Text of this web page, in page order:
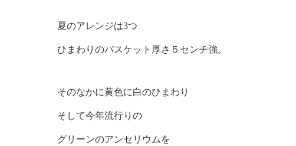
夏のアレンジは3つ
ひまわりのバスケット厚さ５センチ強。
そのなかに黄色に白のひまわり
そして今年流行りの
グリーンのアンセリウムを